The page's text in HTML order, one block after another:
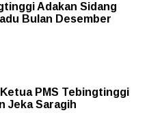
Adakan Sidang
Bulan Desember
PMS Tebingtinggi
Jeka Saragih